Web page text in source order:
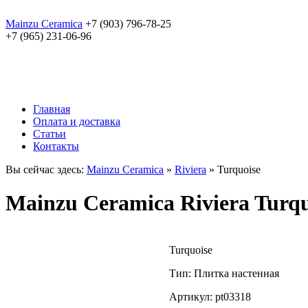
Mainzu Ceramica +7 (903) 796-78-25
+7 (965) 231-06-96
Главная
Оплата и доставка
Статьи
Контакты
Вы сейчас здесь: Mainzu Ceramica » Riviera » Turquoise
Mainzu Ceramica Riviera
Turquoise
Тип: Плитка настенная
Артикул: pt03318